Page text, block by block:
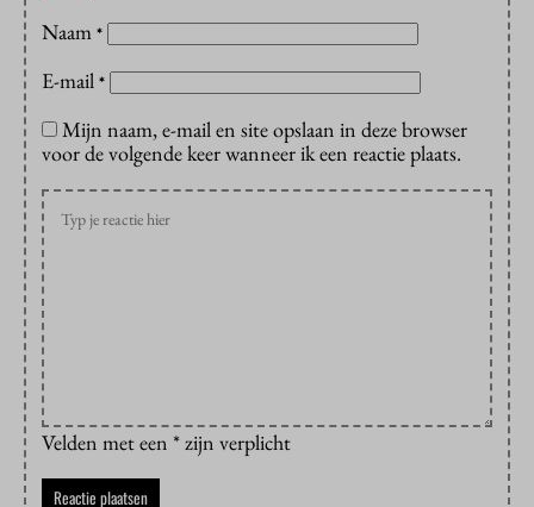
Naam *
E-mail *
Mijn naam, e-mail en site opslaan in deze browser
voor de volgende keer wanneer ik een reactie plaats.
Velden met een * zijn verplicht